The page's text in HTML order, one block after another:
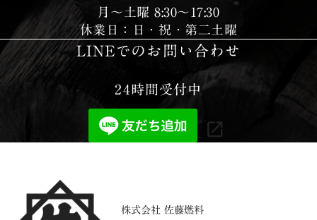
営業日時
月〜土曜 8:30〜17:30
休業日：日・祝・第二土曜
LINEでのお問い合わせ
24時間受付中
株式会社 佐藤燃料